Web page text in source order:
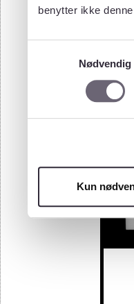
benytter ikke
Nødvendig
Kun